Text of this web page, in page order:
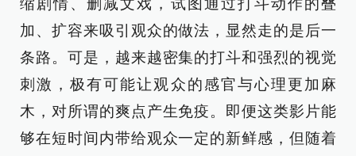
缩剧情、删减文戏，试图通过打斗动作的叠
加、扩容来吸引观众的做法，显然走的是后一
条路。可是，越来越密集的打斗和强烈的视觉
刺激，极有可能让观众的感官与心理更加麻
木，对所谓的爽点产生免疫。即便这类影片能
够在短时间内带给观众一定的新鲜感，但随着